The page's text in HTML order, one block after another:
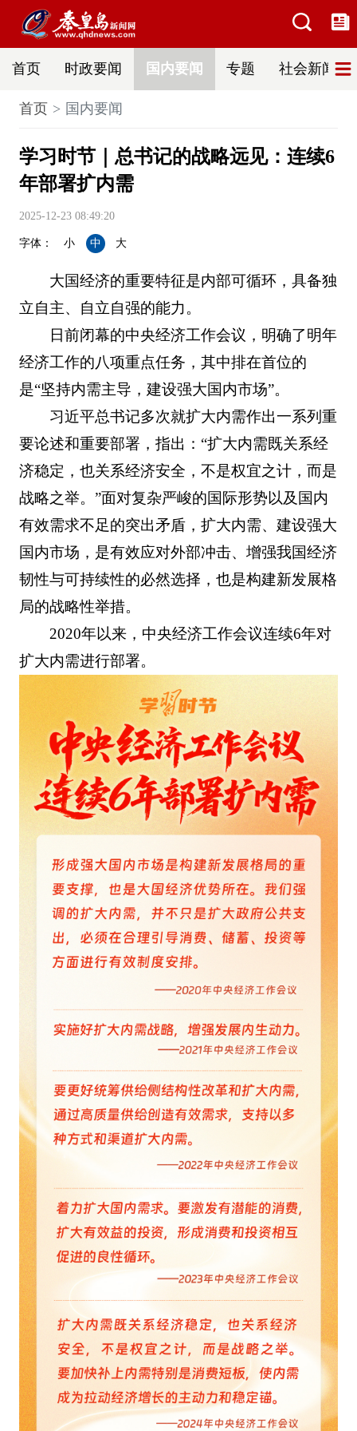
首页 时政要闻 国内要闻 专题 社会新闻
首页 国内要闻
学习时节｜总书记的战略远见：连续6
年部署扩内需
2025-12-23 08:49:20
字体： 小 中 大
大国经济的重要特征是内部可循环，具备独
立自主、自立自强的能力。
日前闭幕的中央经济工作会议，明确了明年
经济工作的八项重点任务，其中排在首位的
是“坚持内需主导，建设强大国内市场”。
习近平总书记多次就扩大内需作出一系列重
要论述和重要部署，指出：“扩大内需既关系经
济稳定，也关系经济安全，不是权宜之计，而是
战略之举。”面对复杂严峻的国际形势以及国内
有效需求不足的突出矛盾，扩大内需、建设强大
国内市场，是有效应对外部冲击、增强我国经济
韧性与可持续性的必然选择，也是构建新发展格
局的战略性举措。
2020年以来，中央经济工作会议连续6年对
扩大内需进行部署。